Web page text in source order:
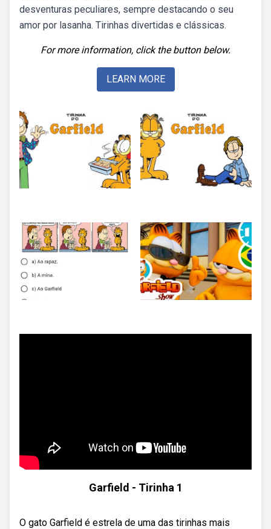
desventuras peculiares, sempre destacando o seu
amor por lasanha. Tirinhas divertidas e clássicas.
For more information, click the button below.
LEARN MORE
Garfield - Tirinha 1
O gato Garfield é estrela de uma das tirinhas mais